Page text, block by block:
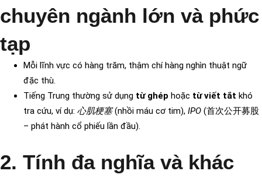
chuyên ngành lớn và phức
tạp
Mỗi lĩnh vực có hàng trăm, thậm chí hàng nghìn thuật ngữ
đặc thù.
Tiếng Trung thường sử dụng từ ghép hoặc từ viết tắt khó
tra cứu, ví dụ: 心肌梗塞(nhồi máu cơ tim), IPO (首次公开募股
– phát hành cổ phiếu lần đầu).
2. Tính đa nghĩa và khác